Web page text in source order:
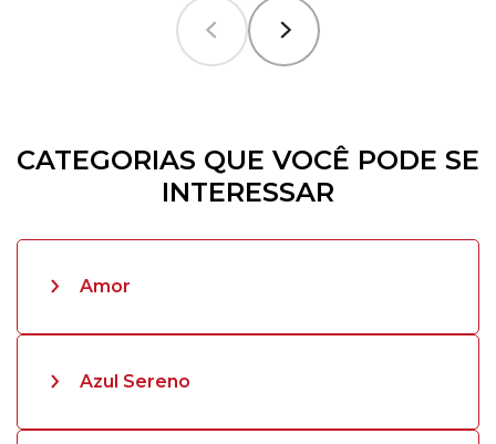
CATEGORIAS QUE VOCÊ PODE SE
INTERESSAR
Amor
Azul Sereno